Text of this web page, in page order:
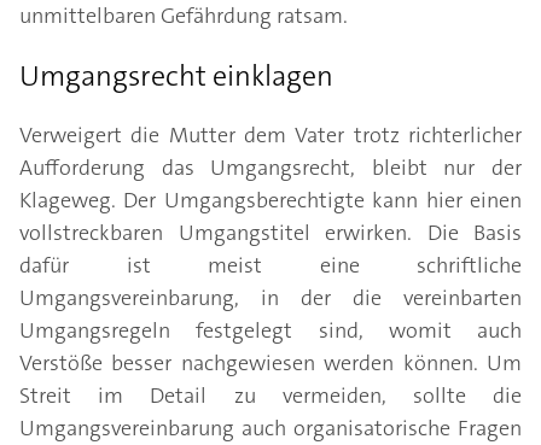
unmittelbaren Gefährdung ratsam.
Umgangsrecht einklagen
Verweigert die Mutter dem Vater trotz richterlicher
Aufforderung das Umgangsrecht, bleibt nur der
Klageweg. Der Umgangsberechtigte kann hier einen
vollstreckbaren Umgangstitel erwirken. Die Basis
dafür ist meist eine schriftliche
Umgangsvereinbarung, in der die vereinbarten
Umgangsregeln festgelegt sind, womit auch
Verstöße besser nachgewiesen werden können. Um
Streit im Detail zu vermeiden, sollte die
Umgangsvereinbarung auch organisatorische Fragen